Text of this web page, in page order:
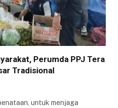
Perumda PPJ Tera
Tradisional
untuk menjaga